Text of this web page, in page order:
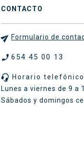
CONTACTO
Formulario de
 654 45 00 13
 Horario
Lunes a viernes de 9 a
Sábados y domingos